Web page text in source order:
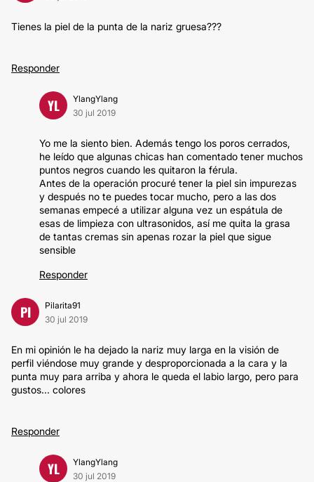
Tienes la piel de la punta de la nariz gruesa???
Responder
YL
YlangYlang
30 jul 2019
Yo me la siento bien. Además tengo los poros cerrados,
he leído que algunas chicas han comentado tener muchos
puntos negros cuando les quitaron la férula.
Antes de la operación procuré tener la piel sin impurezas
y después no te puedes tocar mucho, pero a las dos
semanas empecé a utilizar alguna vez un espátula de
esas de limpieza con ultrasonidos, así me quita la grasa
de tantas cremas sin apenas rozar la piel que sigue
sensible
Responder
PI
Pilarita91
30 jul 2019
En mi opinión le ha dejado la nariz muy larga en la visión de
perfil viéndose muy grande y desproporcionada a la cara y la
punta muy para arriba y ahora le queda el labio largo, pero para
gustos... colores
Responder
YL
YlangYlang
30 jul 2019